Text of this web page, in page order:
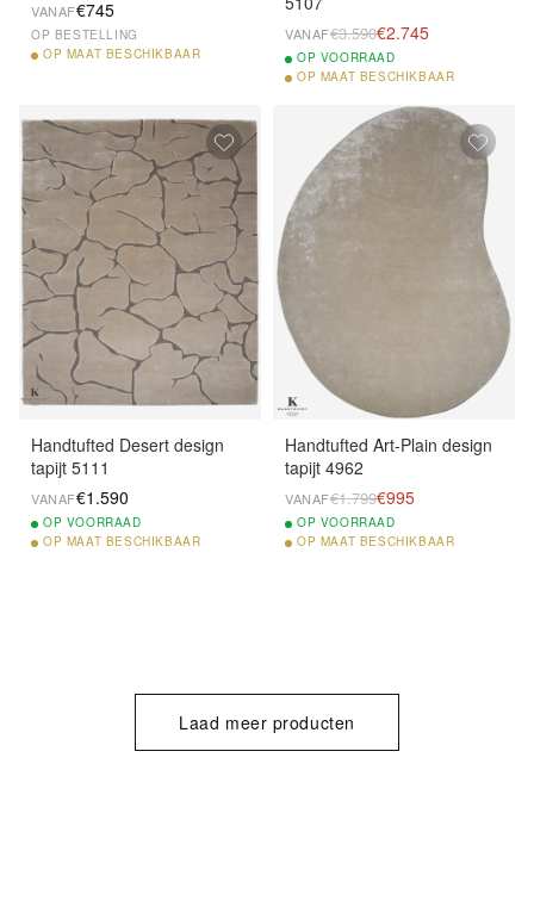
VANAF€745
OP BESTELLING
OP MAAT BESCHIKBAAR
VANAF€3.590€2.745
OP VOORRAAD
OP MAAT BESCHIKBAAR
Handtufted Desert design
tapijt 5111
VANAF€1.590
OP VOORRAAD
OP MAAT BESCHIKBAAR
Handtufted Art-Plain design
tapijt 4962
VANAF€1.799€995
OP VOORRAAD
OP MAAT BESCHIKBAAR
Laad meer producten